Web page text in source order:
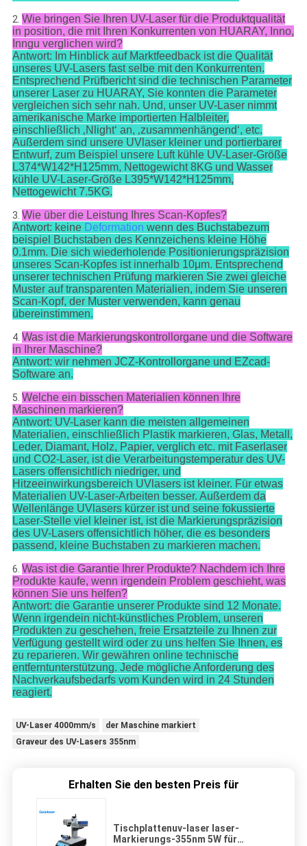
2. Wie bringen Sie Ihren UV-Laser für die Produktqualität
in position, die mit Ihren Konkurrenten von HUARAY, Inno,
Inngu verglichen wird?
Antwort: Im Hinblick auf Marktfeedback ist die Qualität
unseres UV-Lasers fast selbe mit den Konkurrenten.
Entsprechend Prüfbericht sind die technischen Parameter
unserer Laser zu HUARAY, Sie konnten die Parameter
vergleichen sich sehr nah. Und, unser UV-Laser nimmt
amerikanische Marke importierten Halbleiter,
einschließlich ‚Nlight‘ an, ‚zusammenhängend‘, etc.
Außerdem sind unsere UVlaser kleiner und portierbarer
Entwurf, zum Beispiel unsere Luft kühle UV-Laser-Größe
L374*W142*H125mm, Nettogewicht 8KG und Wasser
kühle UV-Laser-Größe L395*W142*H125mm,
Nettogewicht 7.5KG.
3. Wie über die Leistung Ihres Scan-Kopfes?
Antwort: keine Deformation wenn des Buchstabezum
beispiel Buchstaben des Kennzeichens kleine Höhe
0.1mm. Die sich wiederholende Positionierungspräzision
unseres Scan-Kopfes ist innerhalb 10μm. Entsprechend
unserer technischen Prüfung markieren Sie zwei gleiche
Muster auf transparenten Materialien, indem Sie unseren
Scan-Kopf, der Muster verwenden, kann genau
übereinstimmen.
4. Was ist die Markierungskontrollorgane und die Software
in Ihrer Maschine?
Antwort: wir nehmen JCZ-Kontrollorgane und EZcad-
Software an.
5. Welche ein bisschen Materialien können Ihre
Maschinen markieren?
Antwort: UV-Laser kann die meisten allgemeinen
Materialien, einschließlich Plastik markieren, Glas, Metall,
Leder, Diamant, Holz, Papier, verglich etc. mit Faserlaser
und CO2-Laser, ist die Verarbeitungstemperatur des UV-
Lasers offensichtlich niedriger, und
Hitzeeinwirkungsbereich UVlasers ist kleiner. Für etwas
Materialien UV-Laser-Arbeiten besser. Außerdem da
Wellenlänge UVlasers kürzer ist und seine fokussierte
Laser-Stelle viel kleiner ist, ist die Markierungspräzision
des UV-Lasers offensichtlich höher, die es besonders
passend, kleine Buchstaben zu markieren machen.
6. Was ist die Garantie Ihrer Produkte? Nachdem ich Ihre
Produkte kaufe, wenn irgendein Problem geschieht, was
können Sie uns helfen?
Antwort: die Garantie unserer Produkte sind 12 Monate.
Wenn irgendein nicht-künstliches Problem, unseren
Produkten zu geschehen, freie Ersatzteile zu Ihnen zur
Verfügung gestellt wird oder zu uns helfen Sie Ihnen, es
zu reparieren. Wir gewähren online technische
entferntunterstützung. Jede mögliche Anforderung des
Nachverkaufsbedarfs vom Kunden wird in 24 Stunden
reagiert.
UV-Laser 4000mm/s
der Maschine markiert
Graveur des UV-Lasers 355nm
Erhalten Sie den besten Preis für
Tischplattenuv-laser laser-
Markierungs-355nm 5W für